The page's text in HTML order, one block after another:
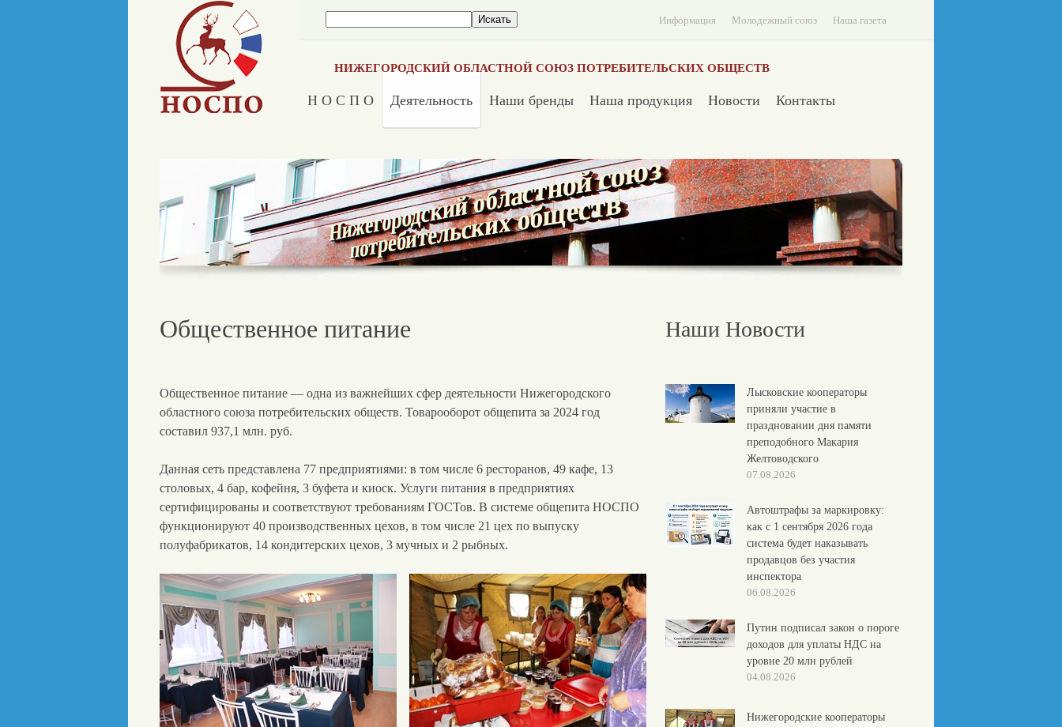
Наша газета
Молодежный союз
Информация
Н О С П О Деятельность Наши бренды Наша продукция Новости Контакты
НИЖЕГОРОДСКИЙ ОБЛАСТНОЙ СОЮЗ ПОТРЕБИТЕЛЬСКИХ ОБЩЕСТВ
Общественное питание
Общественное питание — одна из важнейших сфер деятельности Нижегородского
областного союза потребительских обществ. Товарооборот общепита за 2024 год
составил 937,1 млн. руб.
Данная сеть представлена 77 предприятиями: в том числе 6 ресторанов, 49 кафе, 13
столовых, 4 бар, кофейня, 3 буфета и киоск. Услуги питания в предприятиях
сертифицированы и соответствуют требованиям ГОСТов. В системе общепита НОСПО
функционируют 40 производственных цехов, в том числе 21 цех по выпуску
полуфабрикатов, 14 кондитерских цехов, 3 мучных и 2 рыбных.
Наши Новости
Лысковские кооператоры
приняли участие в
праздновании дня памяти
преподобного Макария
Желтоводского
07.08.2026
Автоштрафы за маркировку:
как с 1 сентября 2026 года
система будет наказывать
продавцов без участия
инспектора
06.08.2026
Путин подписал закон о пороге
доходов для уплаты НДС на
уровне 20 млн рублей
04.08.2026
Нижегородские кооператоры